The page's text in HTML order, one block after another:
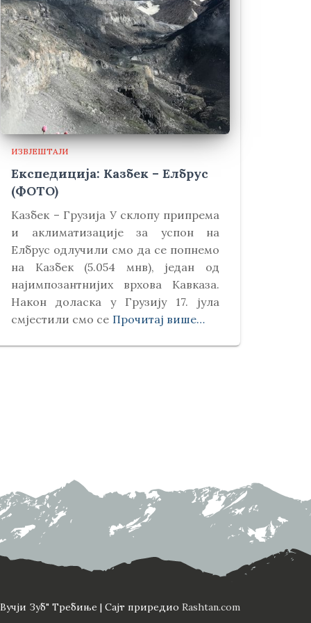
ИЗВЈЕШТАЈИ
Експедиција: Казбек – Елбрус
(ФОТО)
Kазбек – Грузија У склопу припрема
и аклиматизације за успон на
Елбрус одлучили смо да се попнемо
на Kазбек (5.054 мнв), један од
најимпозантнијих врхова Kавказа.
Након доласка у Грузију 17. јула
смјестили смо се Прочитај више…
Зуб" Требиње | Сајт приредио Rashtan.com